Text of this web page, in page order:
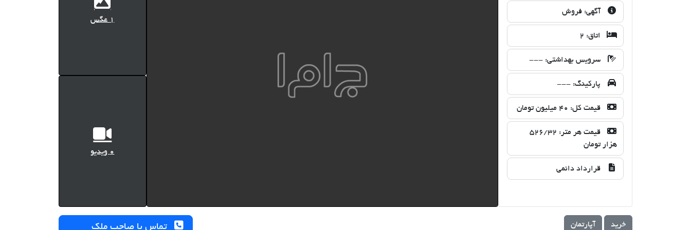
آگهی: فروش
اتاق: 2
سرویس بهداشتی: ---
پارکینگ: ---
قیمت کل: 40 میلیون تومان
قیمت هر متر: 526/32
هزار تومان
قرارداد دائمی
1 عگس
0 ویدیو
خرید آپارتمان تماس با صاحب ملک